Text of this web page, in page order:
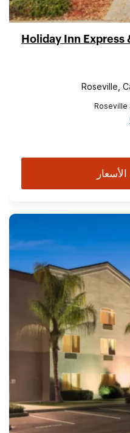
Holiday Inn Express
Roseville,